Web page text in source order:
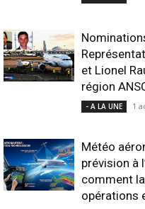
et Lionel
région
- A LA UNE 1
Météo
prévision à
comment
opérations